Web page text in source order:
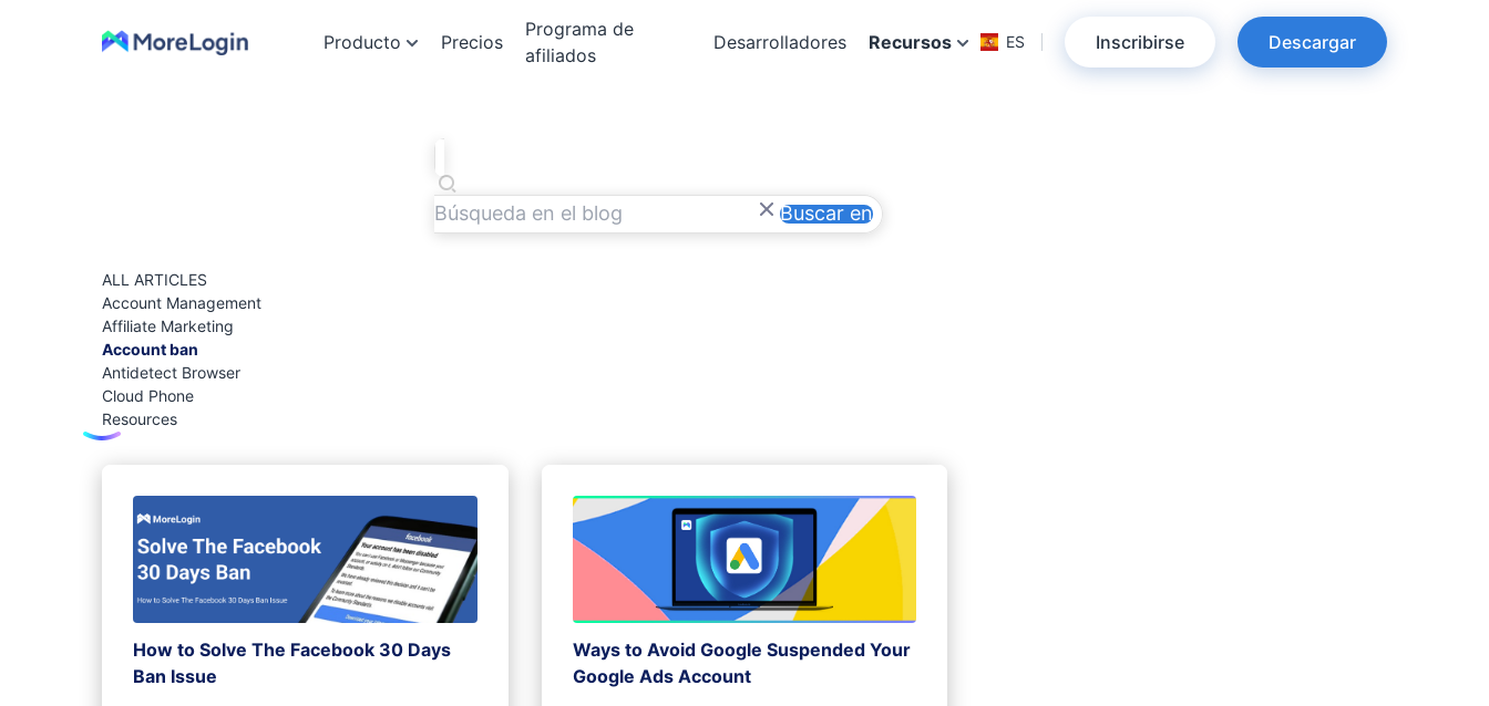
Producto Precios
Programa de
afiliados
Desarrolladores Recursos ES Inscribirse Descargar
Buscar en
ALL ARTICLES
Account Management
Affiliate Marketing
Account ban
Antidetect Browser
Cloud Phone
Resources
How to Solve The Facebook 30 Days
Ban Issue
Ways to Avoid Google Suspended Your
Google Ads Account